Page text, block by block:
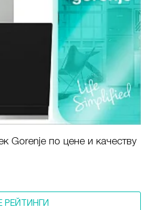
Gorenje по цене и качеству
РЕЙТИНГИ